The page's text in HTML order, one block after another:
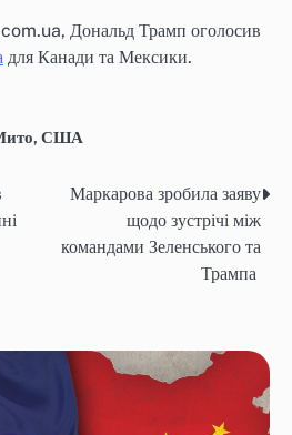
Дональд Трамп оголосив
для Канади та Мексики.
, США
Маркарова зробила заяву
щодо зустрічі між
командами Зеленського та
Трампа